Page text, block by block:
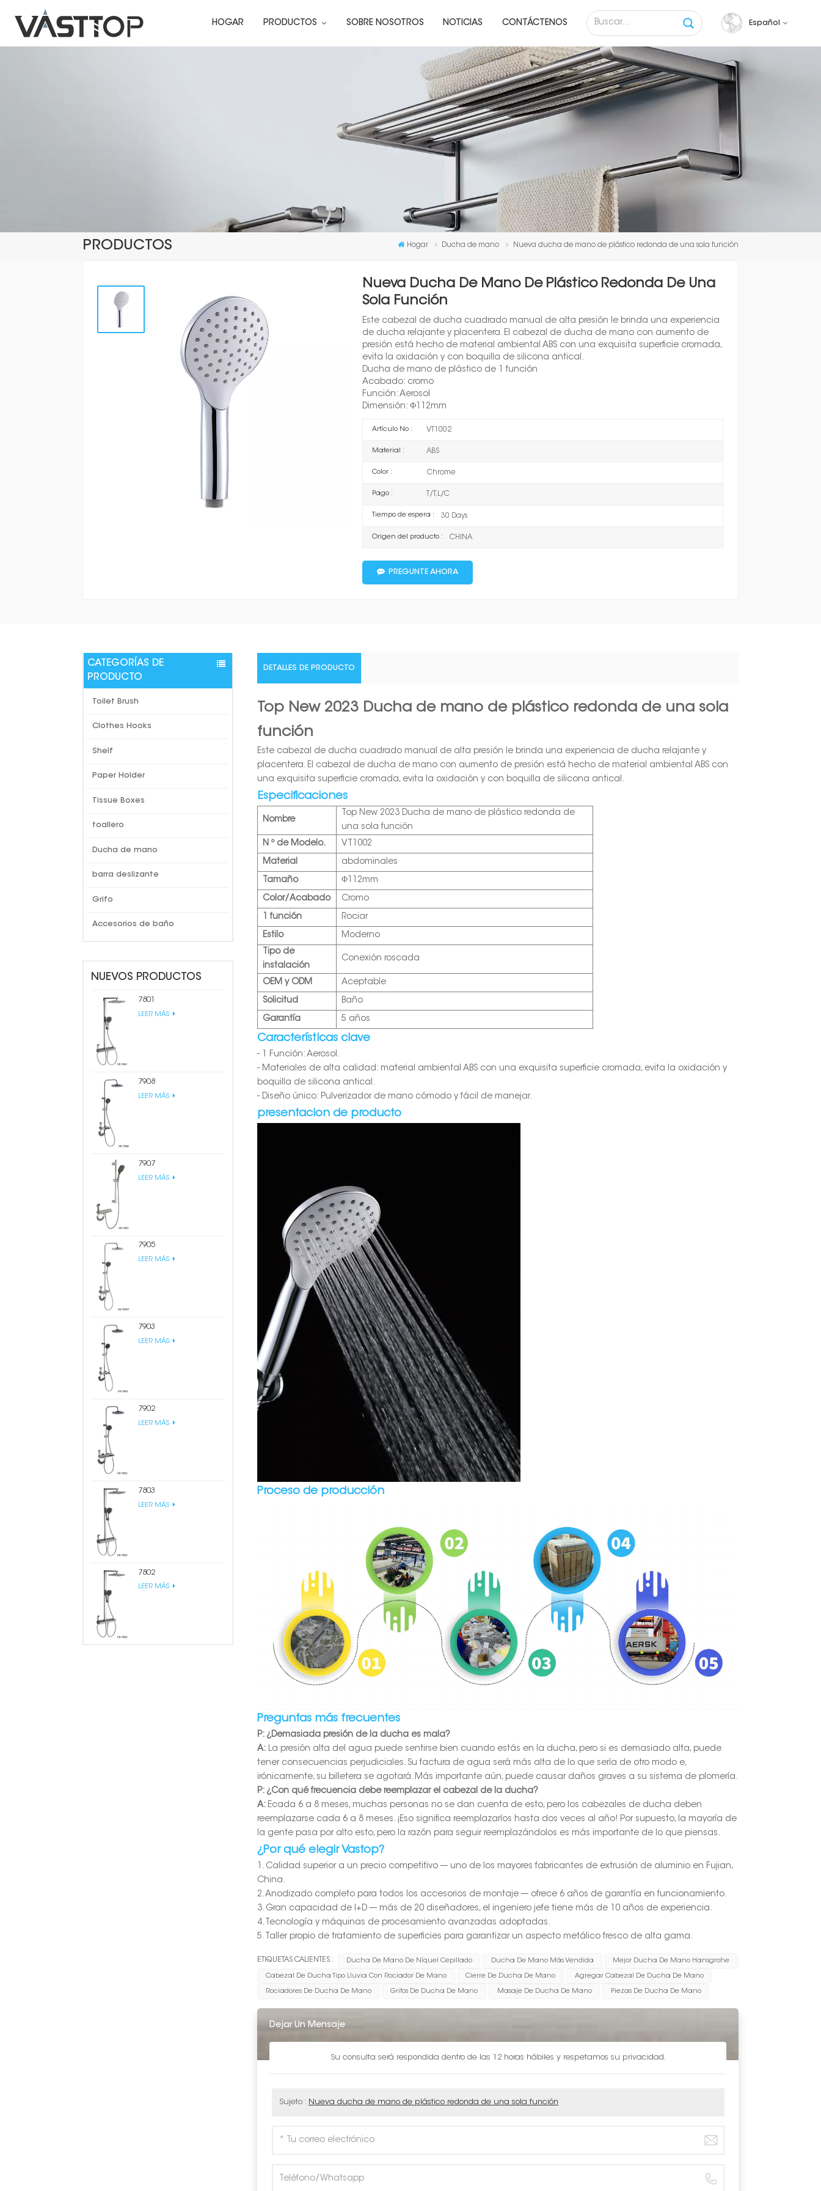
HOGAR PRODUCTOS SOBRE NOSOTROS NOTICIAS CONTÁCTENOS Español
English
français
русский
español
PRODUCTOS Hogar Ducha de mano Nueva ducha de mano de plástico redonda de una sola función
Nueva Ducha De Mano De Plástico Redonda De Una
Sola Función
Este cabezal de ducha cuadrado manual de alta presión le brinda una experiencia
de ducha relajante y placentera. El cabezal de ducha de mano con aumento de
presión está hecho de material ambiental ABS con una exquisita superficie cromada,
evita la oxidación y con boquilla de silicona antical.
Ducha de mano de plástico de 1 función
Acabado: cromo
Función: Aerosol
Dimensión: Φ112mm
Artículo No : VT1002
Material : ABS
Color : Chrome
Pago : T/T,L/C
Tiempo de espera : 30 Days
Origen del producto : CHINA
PREGUNTE AHORA
CATEGORÍAS DE
PRODUCTO
Toilet Brush
Clothes Hooks
Shelf
Paper Holder
Tissue Boxes
toallero
Ducha de mano
barra deslizante
Grifo
Accesorios de baño
NUEVOS PRODUCTOS
7801
LEER MÁS
7908
LEER MÁS
7907
LEER MÁS
7905
LEER MÁS
7903
LEER MÁS
7902
LEER MÁS
7803
LEER MÁS
7802
LEER MÁS
DETALLES DE PRODUCTO
Top New 2023 Ducha de mano de plástico redonda de una sola
función
Este cabezal de ducha cuadrado manual de alta presión le brinda una experiencia de ducha relajante y
placentera. El cabezal de ducha de mano con aumento de presión está hecho de material ambiental ABS con
una exquisita superficie cromada, evita la oxidación y con boquilla de silicona antical.
Especificaciones
Nombre
Top New 2023 Ducha de mano de plástico redonda de
una sola función
N º de Modelo.
VT1002
Material abdominales
Tamaño Φ112mm
Color/Acabado Cromo
1 función Rociar
Estilo
Moderno
Tipo de
instalación
Conexión roscada
OEM y ODM Aceptable
Solicitud Baño
Garantía 5 años
Características clave
- 1 Función: Aerosol.
- Materiales de alta calidad: material ambiental ABS con una exquisita superficie cromada, evita la oxidación y
boquilla de silicona antical.
- Diseño único: Pulverizador de mano cómodo y fácil de manejar.
presentacion de producto
Proceso de producción
Preguntas más frecuentes
P: ¿Demasiada presión de la ducha es mala?
A: La presión alta del agua puede sentirse bien cuando estás en la ducha, pero si es demasiado alta, puede
tener consecuencias perjudiciales. Su factura de agua será más alta de lo que sería de otro modo e,
irónicamente, su billetera se agotará. Más importante aún, puede causar daños graves a su sistema de plomería.
P: ¿Con qué frecuencia debe reemplazar el cabezal de la ducha?
A: Ecada 6 a 8 meses, muchas personas no se dan cuenta de esto, pero los cabezales de ducha deben
reemplazarse cada 6 a 8 meses. ¡Eso significa reemplazarlos hasta dos veces al año! Por supuesto, la mayoría de
la gente pasa por alto esto, pero la razón para seguir reemplazándolos es más importante de lo que piensas.
¿Por qué elegir Vastop?
1. Calidad superior a un precio competitivo --- uno de los mayores fabricantes de extrusión de aluminio en Fujian,
China.
2. Anodizado completo para todos los accesorios de montaje --- ofrece 6 años de garantía en funcionamiento.
3. Gran capacidad de I+D --- más de 20 diseñadores, el ingeniero jefe tiene más de 10 años de experiencia.
4. Tecnología y máquinas de procesamiento avanzadas adoptadas.
5. Taller propio de tratamiento de superficies para garantizar un aspecto metálico fresco de alta gama.
ETIQUETAS CALIENTES : Ducha De Mano De Níquel Cepillado Ducha De Mano Más Vendida Mejor Ducha De Mano Hansgrohe
Cabezal De Ducha Tipo Lluvia Con Rociador De Mano Cierre De Ducha De Mano Agregar Cabezal De Ducha De Mano
Rociadores De Ducha De Mano Grifos De Ducha De Mano Masaje De Ducha De Mano Piezas De Ducha De Mano
Dejar Un Mensaje
Su consulta será respondida dentro de las 12 horas hábiles y respetamos su privacidad.
Sujeto : Nueva ducha de mano de plástico redonda de una sola función